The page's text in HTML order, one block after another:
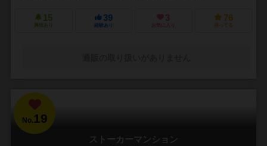
15
興味あり
39
経験あり
3
お気に入り
76
持ってる
No.19
ストーカーマンション